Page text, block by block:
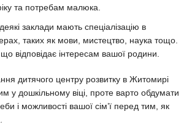
та потребам малюка.
заклади мають спеціалізацію в
таких як мови, мистецтво, наука тощо.
відповідає інтересам вашої родини.
дитячого центру розвитку в Житомирі
у дошкільному віці, проте варто обдумати
і можливості вашої сім’ї перед тим, як